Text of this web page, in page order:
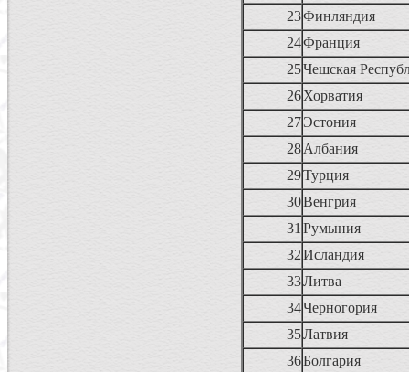
23Финляндия
24Франция
25Чешская
26Хорватия
27Эстония
28Албания
29Турция
30Венгрия
31 Румыния
32Исландия
33Литва
34Черногория
35Латвия
36Болгария